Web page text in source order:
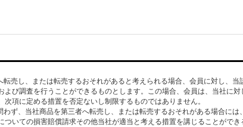
売し、または転売するおそれがあると考えられる場合、会員に対し、当
び調査を行うことができるものとします。この場合、会員は、当社に対
項に定める措置を否定ないし制限するものではありません。
ず、当社商品を第三者へ転売し、または転売するおそれがある場合には
いての損害賠償請求その他当社が適当と考える措置を講じることができ